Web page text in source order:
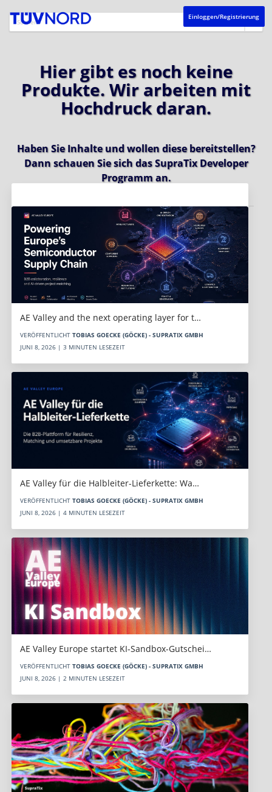
Einloggen/Registrierung
Hier gibt es noch keine
Produkte. Wir arbeiten mit
Hochdruck daran.
Haben Sie Inhalte und wollen diese bereitstellen?
Dann schauen Sie sich dasSupraTix Developer
Programman.
AE Valley and the next operating layer for t…
VERÖFFENTLICHT TOBIAS GOECKE (GÖCKE) - SUPRATIX GMBH
JUNI 8, 2026 | 3 MINUTEN LESEZEIT
AE Valley für die Halbleiter-Lieferkette: Wa…
VERÖFFENTLICHT TOBIAS GOECKE (GÖCKE) - SUPRATIX GMBH
JUNI 8, 2026 | 4 MINUTEN LESEZEIT
AE Valley Europe startet KI-Sandbox-Gutschei…
VERÖFFENTLICHT TOBIAS GOECKE (GÖCKE) - SUPRATIX GMBH
JUNI 8, 2026 | 2 MINUTEN LESEZEIT